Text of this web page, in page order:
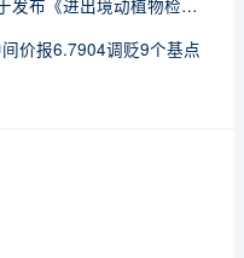
海关总署公告2026年第111号（关于发布《进出境动植物检疫处理监督管理工作规定》《进出境卫生处理监督管理工作规定》的公告）
价报6.7904调贬9个基点